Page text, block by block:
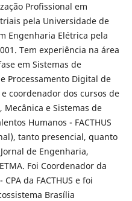
Profissional em
pela Universidade de
Engenharia Elétrica pela
Tem experiência na área
em Sistemas de
Processamento Digital de
coordenador dos cursos de
e Sistemas de
Humanos - FACTHUS
tanto presencial, quanto
de Engenharia,
Foi Coordenador da
da FACTHUS e foi
Brasília